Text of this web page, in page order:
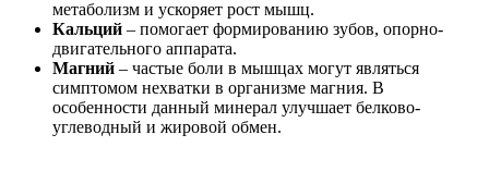
метаболизм и ускоряет рост мышц.
Кальций – помогает формированию зубов, опорно-
двигательного аппарата.
Магний – частые боли в мышцах могут являться
симптомом нехватки в организме магния. В
особенности данный минерал улучшает белково-
углеводный и жировой обмен.